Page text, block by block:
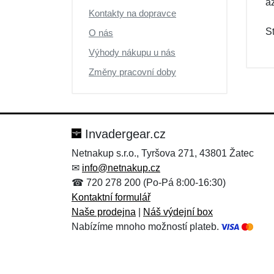
Kontakty na dopravce
O nás
Výhody nákupu u nás
Změny pracovní doby
Invadergear.cz
Netnakup s.r.o., Tyršova 271, 43801 Žatec
✉ info@netnakup.cz
☎ 720 278 200 (Po-Pá 8:00-16:30)
Kontaktní formulář
Naše prodejna
Náš výdejní box
Nabízíme mnoho možností plateb.